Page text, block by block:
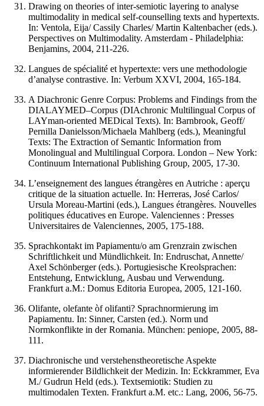
Drawing on theories of inter-semiotic layering to analyse
multimodality in medical self-counselling texts and hypertexts.
In: Ventola, Eija/ Cassily Charles/ Martin Kaltenbacher (eds.).
Perspectives on Multimodality. Amsterdam - Philadelphia:
Benjamins, 2004, 211-226.
Langues de spécialité et hypertexte: vers une methodologie
d’analyse contrastive. In: Verbum XXVI, 2004, 165-184.
A Diachronic Genre Corpus: Problems and Findings from the
DIALAYMED–Corpus (DIAchronic Multilingual Corpus of
LAYman-oriented MEDical Texts). In: Barnbrook, Geoff/
Pernilla Danielsson/Michaela Mahlberg (eds.), Meaningful
Texts: The Extraction of Semantic Information from
Monolingual and Multilingual Corpora. London – New York:
Continuum International Publishing Group, 2005, 17-30.
L’enseignement des langues étrangères en Autriche : aperçu
critique de la situation actuelle. In: Herreras, José Carlos/
Ursula Moreau-Martini (eds.), Langues étrangères. Nouvelles
politiques éducatives en Europe. Valenciennes : Presses
Universitaires de Valenciennes, 2005, 175-188.
Sprachkontakt im Papiamentu/o am Grenzrain zwischen
Schriftlichkeit und Mündlichkeit. In: Endruschat, Annette/
Axel Schönberger (eds.). Portugiesische Kreolsprachen:
Entstehung, Entwicklung, Ausbau und Verwendung.
Frankfurt a.M.: Domus Editoria Europea, 2005, 121-160.
Olifante, olefante òf olifanti? Sprachnormierung im
Papiamentu. In: Sinner, Carsten (ed.). Norm und
Normkonflikte in der Romania. München: peniope, 2005, 88-
111.
Diachronische und verstehenstheoretische Aspekte
informierender Bildlichkeit der Medizin. In: Eckkrammer, Eva
M./ Gudrun Held (eds.). Textsemiotik: Studien zu
multimodalen Texten. Frankfurt a.M. etc.: Lang, 2006, 56-75.